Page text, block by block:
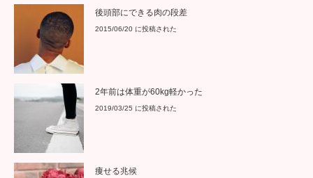
後頭部にできる肉の段差
2015/06/20 に投稿された
2年前は体重が60kg軽かった
2019/03/25 に投稿された
痩せる兆候